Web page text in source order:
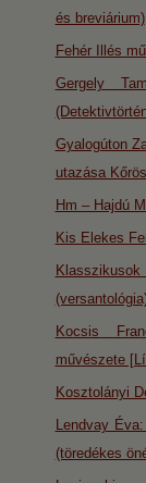
és breviárium)
Fehér Illés
Gergely
Gyalogúton
utazása
Hm – Hajdú
Kis Elekes
Kocsis
művészete
Kosztolányi
Lendvay
(töredékes